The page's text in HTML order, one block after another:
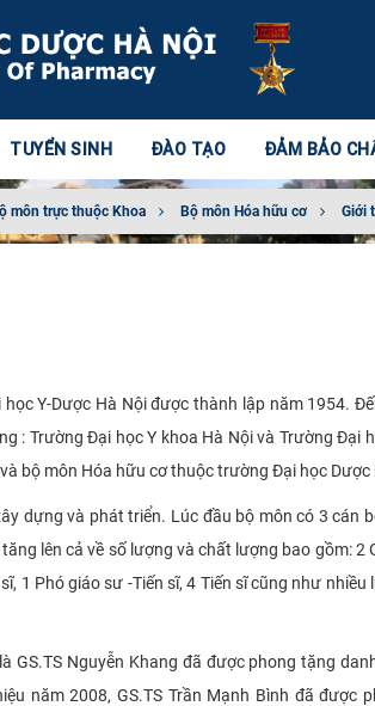
TUYỂN SINH ĐÀO TẠO ĐẢM BẢO
môn trực thuộc Khoa Bộ môn Hóa hữu cơ Giới
Y-Dược Hà Nội được thành lập năm 1954.
: Trường Đại học Y khoa Hà Nội và Trường Đại
bộ môn Hóa hữu cơ thuộc trường Đại học Dược
dựng và phát triển. Lúc đầu bộ môn có 3 cán
lên cả về số lượng và chất lượng bao gồm: 2
1 Phó giáo sư -Tiến sĩ, 4 Tiến sĩ cũng như
GS.TS Nguyễn Khang đã được phong tặng
năm 2008, GS.TS Trần Mạnh Bình đã được